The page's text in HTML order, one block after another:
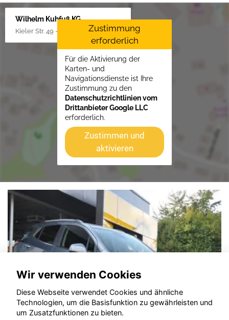
Wilhelm Kuhfuß KG
Kieler Str. 49 - 51, 25451 Quickborn
Zustimmung
erforderlich
Für die Aktivierung der
Karten- und
Navigationsdienste ist Ihre
Zustimmung zu den
Datenschutzrichtlinien vom
Drittanbieter Google LLC
erforderlich.
Zustimmen und
aktivieren
Wir verwenden Cookies
Diese Webseite verwendet Cookies und ähnliche
Technologien, um die Basisfunktion zu gewährleisten und
um Zusatzfunktionen zu bieten.